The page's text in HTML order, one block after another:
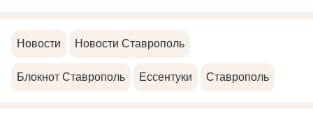
Новости Новости Ставрополь
Блокнот Ставрополь Ессентуки Ставрополь